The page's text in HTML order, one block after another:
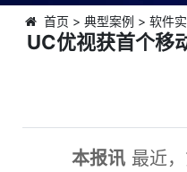
首页 > 典型案例 > 软件
UC优视获首个移
本报讯 最近